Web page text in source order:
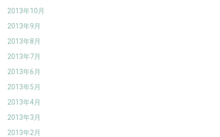
2013年10月
2013年9月
2013年8月
2013年7月
2013年6月
2013年5月
2013年4月
2013年3月
2013年2月